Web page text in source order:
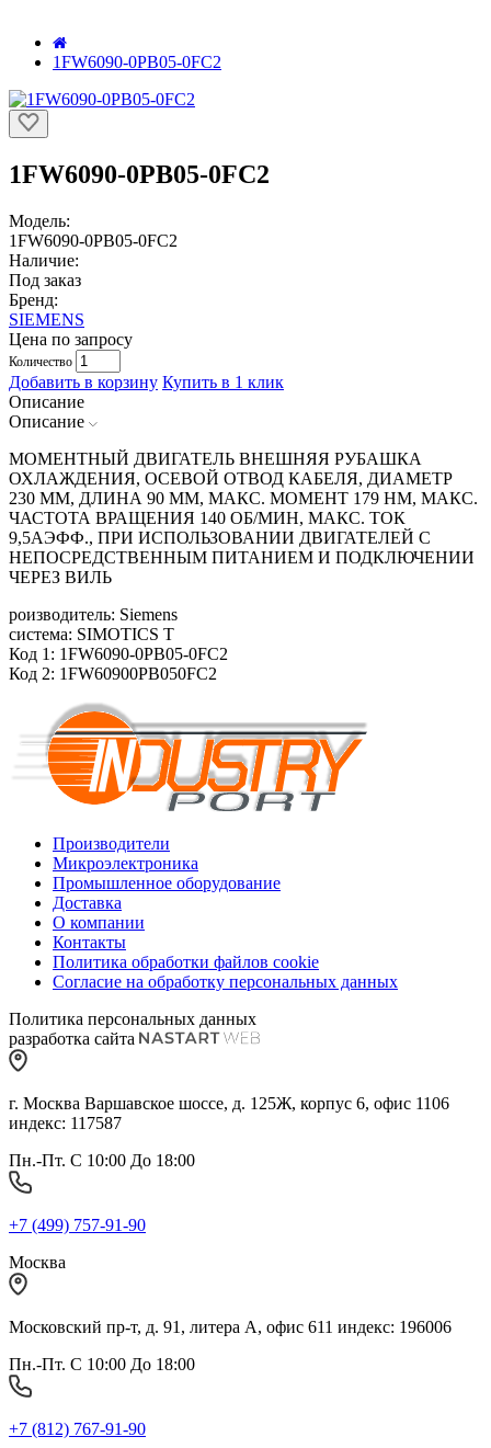
1FW6090-0PB05-0FC2
1FW6090-0PB05-0FC2
Модель:
1FW6090-0PB05-0FC2
Наличие:
Под заказ
Бренд:
SIEMENS
Цена по запросу
Количество
Добавить в корзину Купить в 1 клик
Описание
Описание
МОМЕНТНЫЙ ДВИГАТЕЛЬ ВНЕШНЯЯ РУБАШКА
ОХЛАЖДЕНИЯ, ОСЕВОЙ ОТВОД КАБЕЛЯ, ДИАМЕТР
230 ММ, ДЛИНА 90 ММ, МАКС. МОМЕНТ 179 HM, МАКС.
ЧАСТОТА ВРАЩЕНИЯ 140 ОБ/MИН, МАКС. ТОК
9,5АЭФФ., ПРИ ИСПОЛЬЗОВАНИИ ДВИГАТЕЛЕЙ С
НЕПОСРЕДСТВЕННЫМ ПИТАНИЕМ И ПОДКЛЮЧЕНИИ
ЧЕРЕЗ ВИЛЬ
роизводитель: Siemens
система: SIMOTICS T
Код 1: 1FW6090-0PB05-0FC2
Код 2: 1FW60900PB050FC2
Производители
Микроэлектроника
Промышленное оборудование
Доставка
О компании
Контакты
Политика обработки файлов cookie
Согласие на обработку персональных данных
Политика персональных данных
разработка сайта
г. Москва Варшавское шоссе, д. 125Ж, корпус 6, офис 1106
индекс: 117587
Пн.-Пт. С 10:00 До 18:00
+7 (499) 757-91-90
Москва
Московский пр-т, д. 91, литера А, офис 611 индекс: 196006
Пн.-Пт. С 10:00 До 18:00
+7 (812) 767-91-90